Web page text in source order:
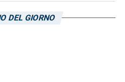
ma quella società
risalire, ricordo lo
DEL GIORNO